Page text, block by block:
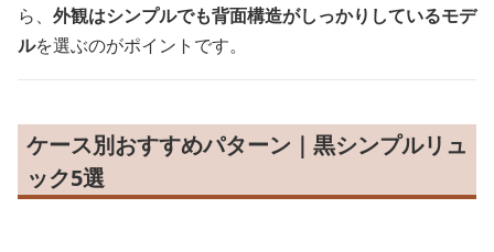
ら、 外観はシンプルでも背面構造がしっかりしているモデ
ルを選ぶのがポイントです。
ケース別おすすめパターン｜黒シンプルリュ
ック5選